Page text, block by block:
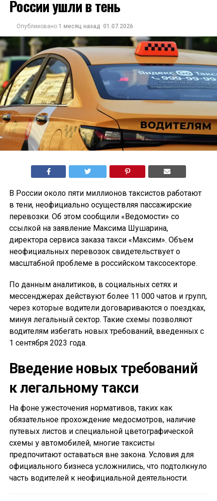
России ушли в тень
Опубликовано 1 месяц назад 01.07.2026
В России около пяти миллионов таксистов работают
в тени, неофициально осуществляя пассажирские
перевозки. Об этом сообщили «Ведомости» со
ссылкой на заявление Максима Шушарина,
директора сервиса заказа такси «Максим». Объем
неофициальных перевозок свидетельствует о
масштабной проблеме в российском таксосекторе.
По данным аналитиков, в социальных сетях и
мессенджерах действуют более 11 000 чатов и групп,
через которые водители договариваются о поездках,
минуя легальный сектор. Такие схемы позволяют
водителям избегать новых требований, введенных с
1 сентября 2023 года.
Введение новых требований
к легальному такси
На фоне ужесточения нормативов, таких как
обязательное прохождение медосмотров, наличие
путевых листов и специальной цветографической
схемы у автомобилей, многие таксисты
предпочитают оставаться вне закона. Условия для
официального бизнеса усложнились, что подтолкнуло
часть водителей к неофициальной деятельности.